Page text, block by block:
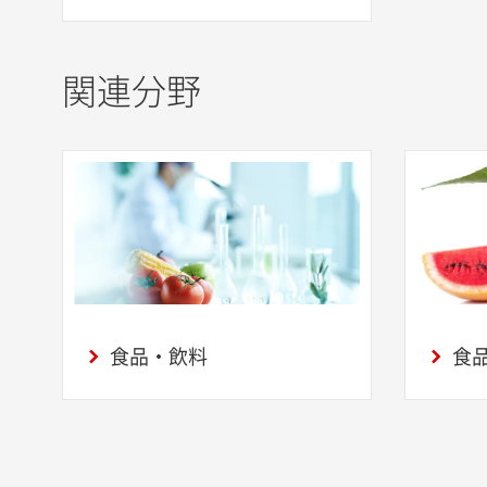
関連分野
食品・飲料 食